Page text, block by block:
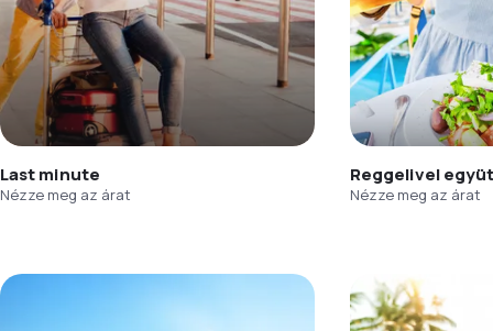
Last minute
Nézze meg az árat
Reggelivel
Nézze meg az árat